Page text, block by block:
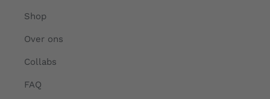
Shop
Over ons
Collabs
FAQ